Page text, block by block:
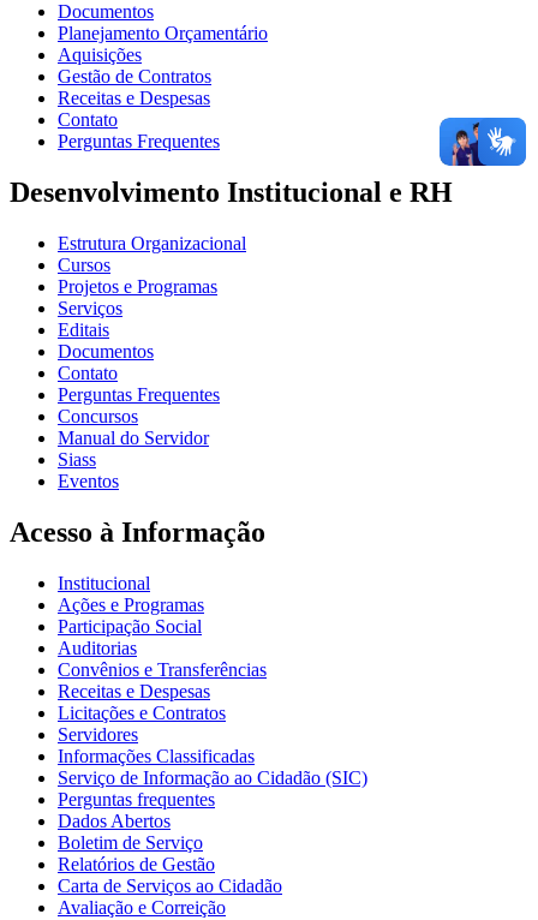
Documentos
Planejamento Orçamentário
Aquisições
Gestão de Contratos
Receitas e Despesas
Contato
Perguntas Frequentes
Desenvolvimento Institucional e RH
Estrutura Organizacional
Cursos
Projetos e Programas
Serviços
Editais
Documentos
Contato
Perguntas Frequentes
Concursos
Manual do Servidor
Siass
Eventos
Acesso à Informação
Institucional
Ações e Programas
Participação Social
Auditorias
Convênios e Transferências
Receitas e Despesas
Licitações e Contratos
Servidores
Informações Classificadas
Serviço de Informação ao Cidadão (SIC)
Perguntas frequentes
Dados Abertos
Boletim de Serviço
Relatórios de Gestão
Carta de Serviços ao Cidadão
Avaliação e Correição